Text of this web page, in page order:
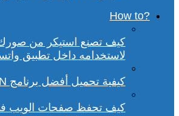
?How to
كيف تصنع استيكر من
لاستخدامه داخل تطبيق
كيفية تحميل أفضل برنامج VPN مجاني
كيف تحفظ صفحات الويب